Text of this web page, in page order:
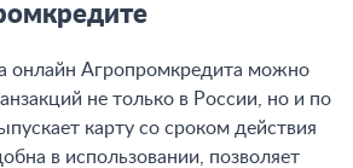
онлайн Агропромкредита можно
не только в России, но и по
карту со сроком действия
в использовании, позволяет